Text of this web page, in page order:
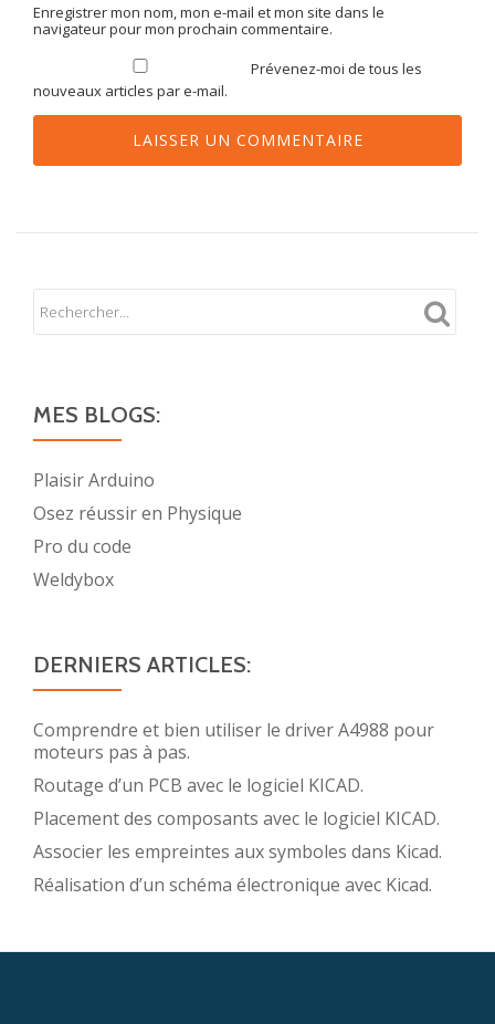
Enregistrer mon nom, mon e-mail et mon site dans le
navigateur pour mon prochain commentaire.
Prévenez-moi de tous les
nouveaux articles par e-mail.
MES BLOGS:
Plaisir Arduino
Osez réussir en Physique
Pro du code
Weldybox
DERNIERS ARTICLES:
Comprendre et bien utiliser le driver A4988 pour
moteurs pas à pas.
Routage d’un PCB avec le logiciel KICAD.
Placement des composants avec le logiciel KICAD.
Associer les empreintes aux symboles dans Kicad.
Réalisation d’un schéma électronique avec Kicad.